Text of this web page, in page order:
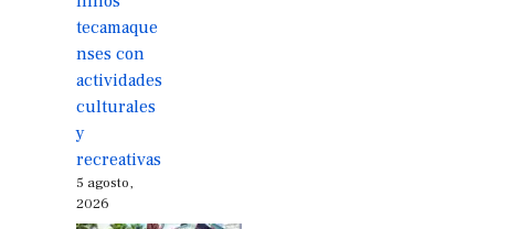
tecamaque
nses con
actividades
culturales
y
recreativas
5 agosto,
2026